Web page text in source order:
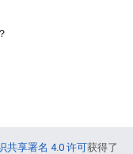
共享署名 4.0 许可获得了